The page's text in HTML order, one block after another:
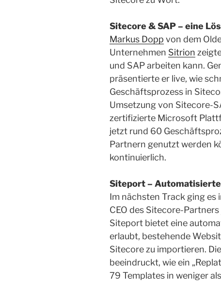
Sitecore & SAP – eine
Markus Dopp von dem
Unternehmen Sitrion
und SAP arbeiten kann.
präsentierte er live, wie
Geschäftsprozess in
Umsetzung von Sitecore-
zertifizierte Microsoft
jetzt rund 60
Partnern genutzt werden
kontinuierlich.
Siteport –
Im nächsten Track ging es
CEO des Sitecore-Partners
Siteport bietet eine
erlaubt, bestehende
Sitecore zu importieren.
beeindruckt, wie ein
79 Templates in weniger